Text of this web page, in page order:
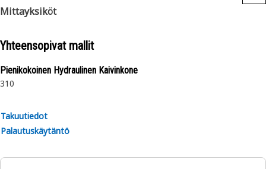
Mittayksiköt
Yhteensopivat mallit
Pienikokoinen Hydraulinen Kaivinkone
310
Takuutiedot
Palautuskäytäntö